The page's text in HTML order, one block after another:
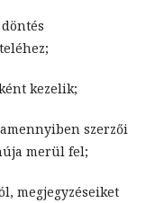
kezelik;
szerzői
merül fel;
megjegyzéseiket